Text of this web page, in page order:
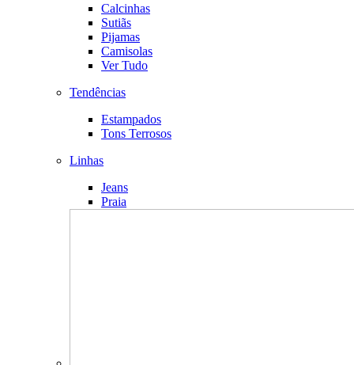
Calcinhas
Sutiãs
Pijamas
Camisolas
Ver Tudo
Tendências
Estampados
Tons Terrosos
Linhas
Jeans
Praia